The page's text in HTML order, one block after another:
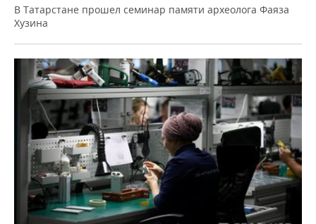
В Татарстане прошел семинар памяти археолога Фаяза
Хузина